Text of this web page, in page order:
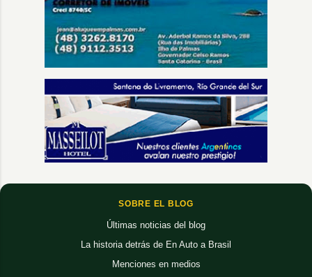
SOBRE EL BLOG
Últimas noticias del blog
La historia detrás de En Auto a Brasil
Menciones en medios